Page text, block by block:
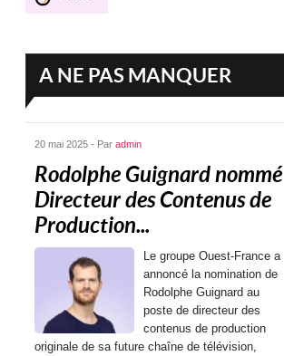
A NE PAS MANQUER
20 mai 2025 - Paradmin
Rodolphe Guignard nommé
Directeur des Contenus de
Production...
Le groupe Ouest-France a
annoncé la nomination de
Rodolphe Guignard au
poste de directeur des
contenus de production
originale de sa future chaîne de télévision,